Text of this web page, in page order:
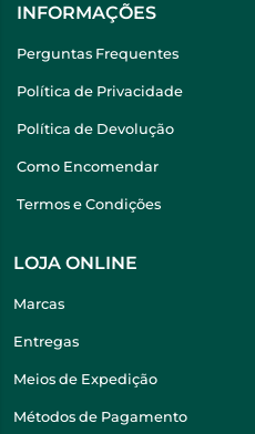
INFORMAÇÕES
Perguntas Frequentes
Política de Privacidade
Política de Devolução
Como Encomendar
Termos e Condições
LOJA ONLINE
Marcas
Entregas
Meios de Expedição
Métodos de Pagamento